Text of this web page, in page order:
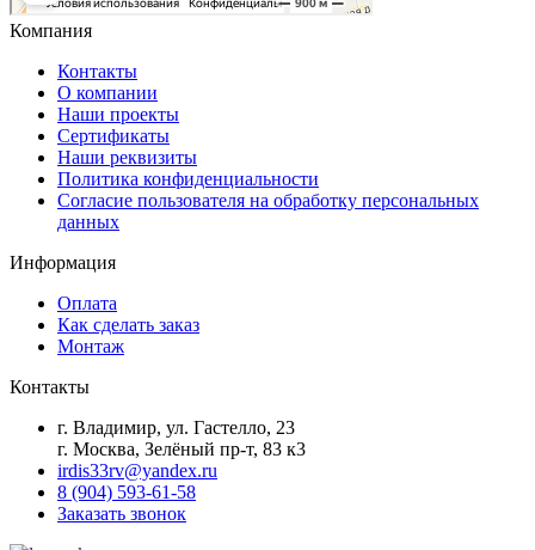
Компания
Контакты
О компании
Наши проекты
Сертификаты
Наши реквизиты
Политика конфиденциальности
Согласие пользователя на обработку персональных
данных
Информация
Оплата
Как сделать заказ
Монтаж
Контакты
г. Владимир, ул. Гастелло, 23
г. Москва, Зелёный пр-т, 83 к3
irdis33rv@yandex.ru
8 (904) 593-61-58
Заказать звонок